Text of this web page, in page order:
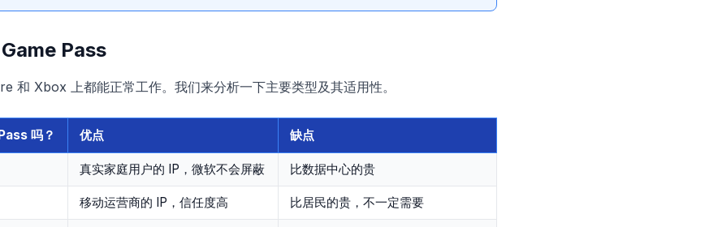
Pass
和 Xbox 上都能正常工作。我们来分析一下主要类型及其适用性。
吗？ 优点 缺点
真实家庭用户的 IP，微软不会屏蔽 比数据中心的贵
移动运营商的 IP，信任度高 比居民的贵，不一定需要